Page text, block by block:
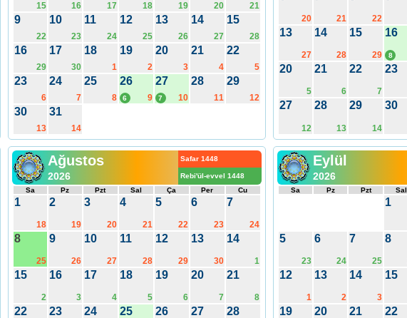
15 16 17 18 19 20 21
9
22
10
23
11
24
12
25
13
26
14
27
15
28
16
29
17
30
18
1
19
2
20
3
21
4
22
5
23
6
24
7
25
8
26
9
6
27
10
7
28
11
29
12
30
13
31
14
20 21 22
13
27
14
28
15
29
16
8
20
5
21
6
22
7
23
27
12
28
13
29
14
30
Ağustos
2026
Safar 1448
Rebi'ül-evvel 1448
Sa
Pz Pzt Sal Ça Per Cu
1
18
2
19
3
20
4
21
5
22
6
23
7
24
8
25
9
26
10
27
11
28
12
29
13
30
14
1
15
2
16
3
17
4
18
5
19
6
20
7
21
8
22 23 24 25 26 27 28
Eylül
2026
Sa
Pz Pzt Sal
1
5
23
6
24
7
25
8
12
1
13
2
14
3
15
19 20 21 22